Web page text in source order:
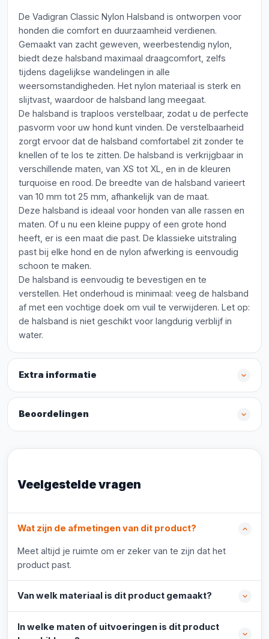
De Vadigran Classic Nylon Halsband is ontworpen voor
honden die comfort en duurzaamheid verdienen.
Gemaakt van zacht geweven, weerbestendig nylon,
biedt deze halsband maximaal draagcomfort, zelfs
tijdens dagelijkse wandelingen in alle
weersomstandigheden. Het nylon materiaal is sterk en
slijtvast, waardoor de halsband lang meegaat.
De halsband is traploos verstelbaar, zodat u de perfecte
pasvorm voor uw hond kunt vinden. De verstelbaarheid
zorgt ervoor dat de halsband comfortabel zit zonder te
knellen of te los te zitten. De halsband is verkrijgbaar in
verschillende maten, van XS tot XL, en in de kleuren
turquoise en rood. De breedte van de halsband varieert
van 10 mm tot 25 mm, afhankelijk van de maat.
Deze halsband is ideaal voor honden van alle rassen en
maten. Of u nu een kleine puppy of een grote hond
heeft, er is een maat die past. De klassieke uitstraling
past bij elke hond en de nylon afwerking is eenvoudig
schoon te maken.
De halsband is eenvoudig te bevestigen en te
verstellen. Het onderhoud is minimaal: veeg de halsband
af met een vochtige doek om vuil te verwijderen. Let op:
de halsband is niet geschikt voor langdurig verblijf in
water.
Extra informatie
Beoordelingen
Veelgestelde vragen
Wat zijn de afmetingen van dit product?
Meet altijd je ruimte om er zeker van te zijn dat het
product past.
Van welk materiaal is dit product gemaakt?
In welke maten of uitvoeringen is dit product